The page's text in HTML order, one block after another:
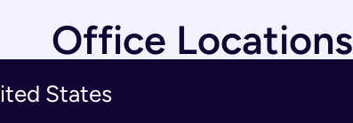
Office Locations
States